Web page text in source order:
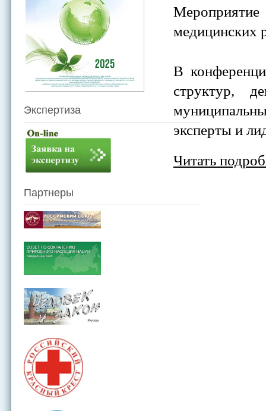
медицинских
В
структур,
эксперты и
Читать
Экспертиза
Партнеры